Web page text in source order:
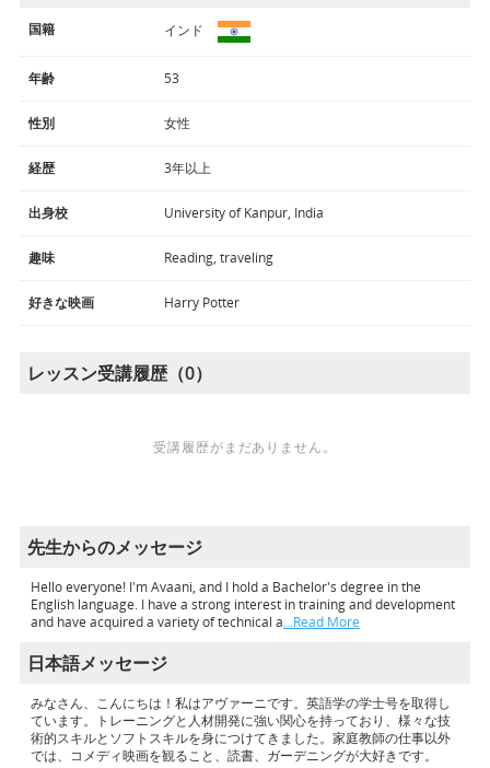
国籍 インド
年齢 53
性別 女性
経歴 3年以上
出身校 University of Kanpur, India
趣味 Reading, traveling
好きな映画 Harry Potter
レッスン受講履歴（0）
受講履歴がまだありません。
先生からのメッセージ
Hello everyone! I'm Avaani, and I hold a Bachelor's degree in the
English language. I have a strong interest in training and development
and have acquired a variety of technical a…Read More
日本語メッセージ
みなさん、こんにちは！私はアヴァーニです。英語学の学士号を取得し
ています。トレーニングと人材開発に強い関心を持っており、様々な技
術的スキルとソフトスキルを身につけてきました。家庭教師の仕事以外
では、コメディ映画を観ること、読書、ガーデニングが大好きです。